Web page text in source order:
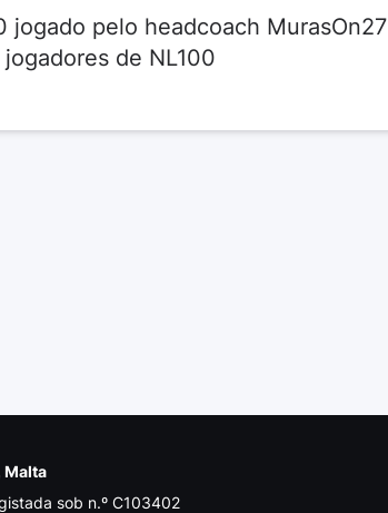
jogado pelo headcoach MurasOn27
de NL100
Malta
sob n.º C103402